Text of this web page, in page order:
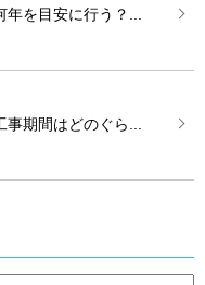
を目安に行う？...
期間はどのぐら...